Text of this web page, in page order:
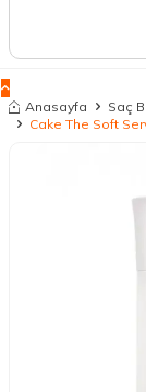
Anasayfa Saç
Cake The Soft